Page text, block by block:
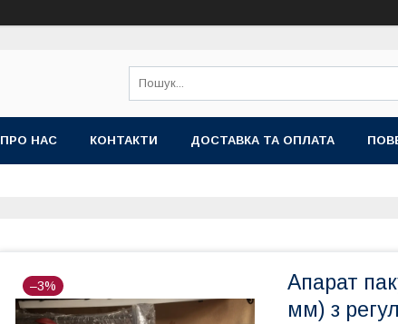
ПРО НАС КОНТАКТИ ДОСТАВКА ТА ОПЛАТА
–3%
Апарат
мм) з